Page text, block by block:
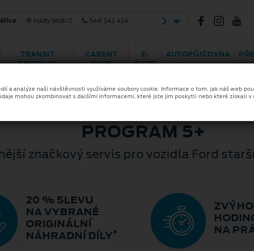
Hády 968/2 548 141 414
karosářských oprav
TRANSIT
CENTRUM
CARENT
CLUB
E-
SHOP
AUTOPŮJČOVNA
PROGRAM 5+
značkový servis pro vozidla Ford
20 % SLEVU
NA VYBRANÉ
ORIGINÁLNÍ
NÁHRADNÍ DÍLY*
NA
a analýze naší návštěvnosti využíváme soubory cookie. Informace o tom, jak náš web
mohou zkombinovat s dalšími informacemi, které jste jim poskytli nebo které získali v